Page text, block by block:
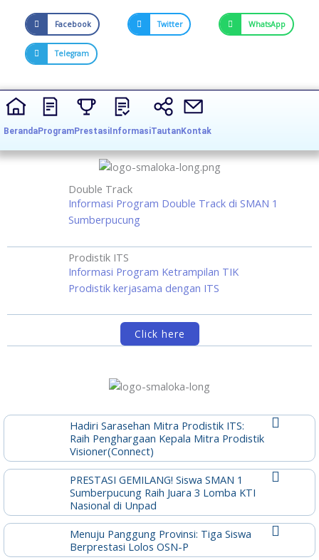
Facebook Twitter WhatsApp
Telegram
BerandaProgramPrestasi InformasiTautanKontak
Double Track
Informasi Program Double Track di SMAN 1
Sumberpucung
Prodistik ITS
Informasi Program Ketrampilan TIK
Prodistik kerjasama dengan ITS
Click here
Hadiri Sarasehan Mitra Prodistik ITS:
Raih Penghargaan Kepala Mitra Prodistik
Visioner(Connect)
PRESTASI GEMILANG! Siswa SMAN 1
Sumberpucung Raih Juara 3 Lomba KTI
Nasional di Unpad
Menuju Panggung Provinsi: Tiga Siswa
Berprestasi Lolos OSN-P